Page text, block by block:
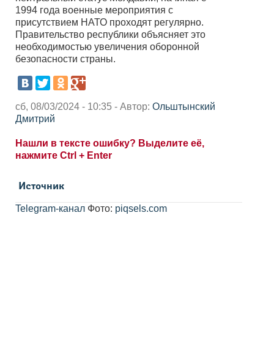
1994 года военные мероприятия с
присутствием НАТО проходят регулярно.
Правительство республики объясняет это
необходимостью увеличения оборонной
безопасности страны.
сб, 08/03/2024 - 10:35 - Автор: Ольштынский
Дмитрий
Нашли в тексте ошибку? Выделите её,
нажмите Ctrl + Enter
Источник
Telegram-канал Фото: piqsels.com